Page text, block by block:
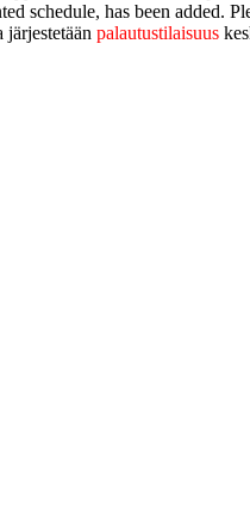
schedule, has been added.
palautustilaisuus